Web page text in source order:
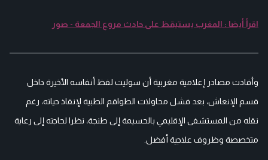
اقرأ أيضا : المغرب يستيقظ على حادث مروع الجمعة - صور
وأفادت مصادر إعلامية مغربية أن سوليت لفظ أنفاسه الأخيرة داخل
قسم الإنعاش، بعد فشل محاولات الطواقم الطبية لإنقاذ حياته، رغم
نقله من المستشفى الإقليمي بالحسيمة إلى طنجة، نظرا لحاجته إلى رعاية
متخصصة وظروف علاجية أفضل.